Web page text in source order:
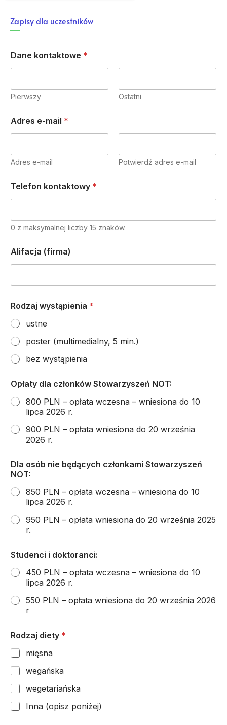
Zapisy dla uczestników
Dane kontaktowe *
Pierwszy Ostatni
Adres e-mail *
Adres e-mail Potwierdź adres e-mail
Telefon kontaktowy *
0 z maksymalnej liczby 15 znaków.
t
o
z
y
s
z
e
S
u
d
e
n
i
Alifacja (firma)
Rodzaj wystąpienia *
ustne
poster (multimedialny, 5 min.)
bez wystąpienia
Opłaty dla członków Stowarzyszeń NOT:
800 PLN – opłata wczesna – wniesiona do 10
lipca 2026 r.
900 PLN – opłata wniesiona do 20 września
2026 r.
Dla osób nie będących członkami Stowarzyszeń
NOT:
850 PLN – opłata wczesna – wniesiona do 10
lipca 2026 r.
950 PLN – opłata wniesiona do 20 września 2025
r.
Studenci i doktoranci:
450 PLN – opłata wczesna – wniesiona do 10
lipca 2026 r.
550 PLN – opłata wniesiona do 20 września 2026
r
Rodzaj diety *
mięsna
wegańska
wegetariańska
Inna (opisz poniżej)